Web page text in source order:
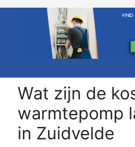
Wat zijn de
warmtepomp
in Zuidvelde